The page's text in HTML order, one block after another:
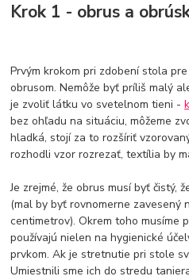
Umývadlá
Rohové umývadlá
retro kúpeľne
Nákup tovaru pre firmy
Ako znížiť náklady
szco nakup bez dph nakupovanie na
Krok 1 - obrus a
Prvým krokom pri zdobení stola
obrusom. Nemôže byť príliš malý
je zvoliť látku vo svetelnom tieni -
bez ohľadu na situáciu, môžeme
hladká, stojí za to rozšíriť
rozhodli vzor rozrezať, textília by
Je zrejmé, že obrus musí byť čistý,
(mal by byť rovnomerne zavesený
centimetrov). Okrem toho musíme
používajú nielen na hygienické
prvkom. Ak je stretnutie pri stole
Umiestnili sme ich do stredu